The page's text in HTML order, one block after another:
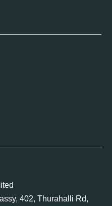
402, Thurahalli Rd,